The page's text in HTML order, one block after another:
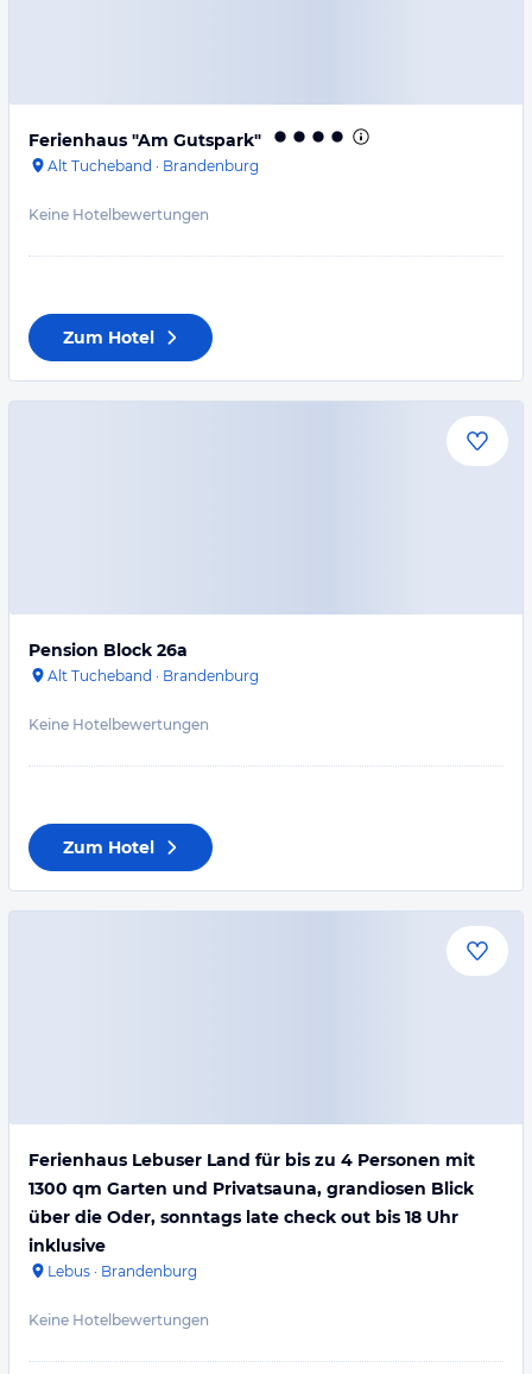
Ferienhaus "Am Gutspark"
Alt Tucheband · Brandenburg
Keine Hotelbewertungen
Zum Hotel
Pension Block 26a
Alt Tucheband · Brandenburg
Keine Hotelbewertungen
Zum Hotel
Ferienhaus Lebuser Land für bis zu 4 Personen mit
1300 qm Garten und Privatsauna, grandiosen Blick
über die Oder, sonntags late check out bis 18 Uhr
inklusive
Lebus · Brandenburg
Keine Hotelbewertungen